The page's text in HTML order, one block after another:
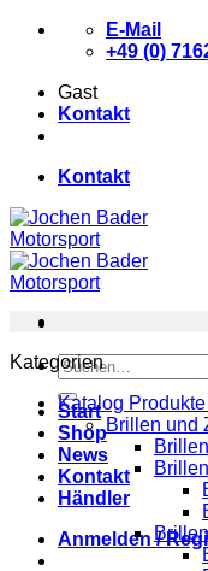
Zum
E-Mail
+49 (0)
Gast
Kontakt
Kontakt
Suchen
nach:
Start
Shop
News
Kontakt
Händler
Anmelden /
Kategorien
Katalog
Brillen und